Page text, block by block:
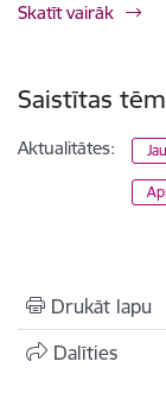
Skatīt vairāk
Saistītas
Aktualitātes:
Drukāt lapu
Dalīties